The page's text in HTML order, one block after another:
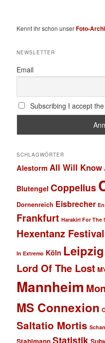
Kennt ihr schon unserFoto-
NEWSLETTER
Email
Subscribing I accept
SCHLAGWÖRTER
Alestorm All Will Know
Blutengel Coppelius
Dornenreich Eisbrecher
Frankfurt Harakiri For The
Hexentanz Festival
In Extremo Köln Leipzig
Lord Of The Lost
Mannheim
MS Connexion
Saltatio Mortis
Statistik